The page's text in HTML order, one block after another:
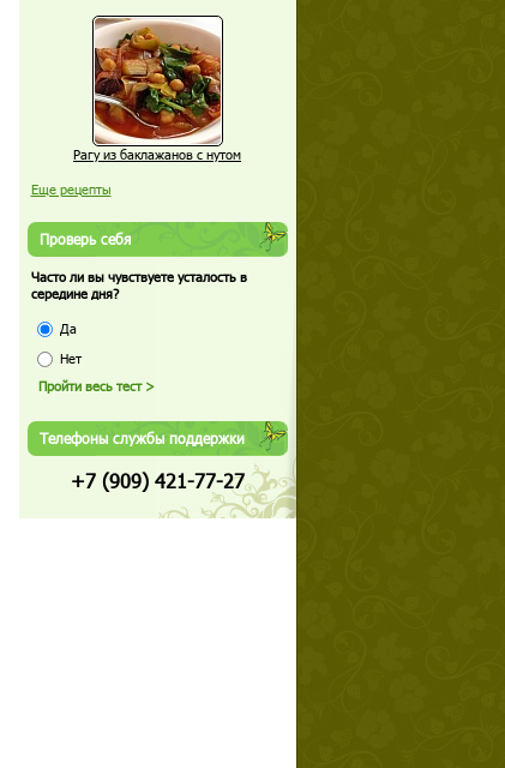
Рагу из баклажанов с нутом
Еще рецепты
Проверь себя
Часто ли вы чувствуете усталость в
середине дня?
Да
Нет
Телефоны службы поддержки
+7 (909) 421-77-27